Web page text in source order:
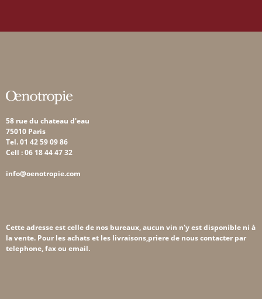
58 rue du chateau d'eau
75010 Paris
Tel. 01 42 59 09 86
Cell : 06 18 44 47 32
info@oenotropie.com
Cette adresse est celle de nos bureaux, aucun vin n'y est disponible ni à
la vente. Pour les achats et les livraisons,priere de nous contacter par
telephone, fax ou email.